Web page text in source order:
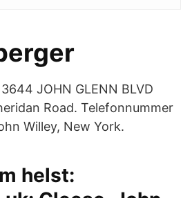
JOHN GLENN BLVD
Road. Telefonnummer
Willey, New York.
helst: